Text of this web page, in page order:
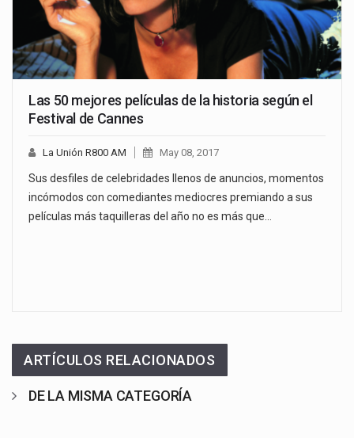
Las 50 mejores películas de la historia según el
Festival de Cannes
La Unión R800 AM May 08, 2017
Sus desfiles de celebridades llenos de anuncios, momentos
incómodos con comediantes mediocres premiando a sus
películas más taquilleras del año no es más que…
ARTÍCULOS RELACIONADOS
DE LA MISMA CATEGORÍA